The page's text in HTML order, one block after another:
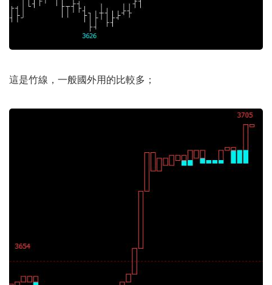
這是竹線，一般國外用的比較多；